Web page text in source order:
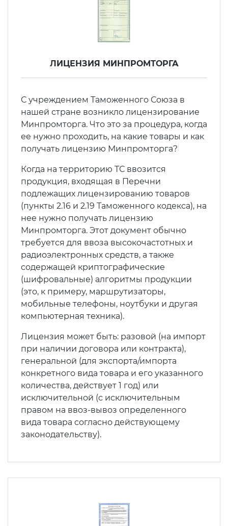
ЛИЦЕНЗИЯ МИНПРОМТОРГА
С учреждением Таможенного Союза в
нашей стране возникло лицензирование
Минпромторга. Что это за процедура, когда
ее нужно проходить, на какие товары и как
получать лицензию Минпромторга?
Когда на территорию ТС ввозится
продукция, входящая в Перечни
подлежащих лицензированию товаров
(пункты 2.16 и 2.19 Таможенного кодекса), на
нее нужно получать лицензию
Минпромторга. Этот документ обычно
требуется для ввоза высокочастотных и
радиоэлектронных средств, а также
содержащей криптографические
(шифровальные) алгоритмы продукции
(это, к примеру, маршрутизаторы,
мобильные телефоны, ноутбуки и другая
компьютерная техника).
Лицензия может быть: разовой (на импорт
при наличии договора или контракта),
генеральной (для экспорта/импорта
конкретного вида товара и его указанного
количества, действует 1 год) или
исключительной (с исключительным
правом на ввоз-вывоз определенного
вида товара согласно действующему
законодательству).